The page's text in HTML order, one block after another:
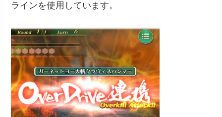
ラインを使用しています。